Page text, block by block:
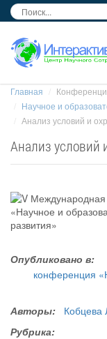
Главная
Научное и
Анализ условий и
Анализ условий
Опубликовано в:
конференция
Авторы:
Кобцева
Рубрика: